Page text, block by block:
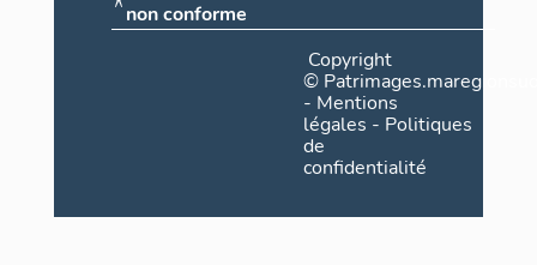
non conforme
Copyright
©
- Mentions
légales - Politiques
de
confidentialité